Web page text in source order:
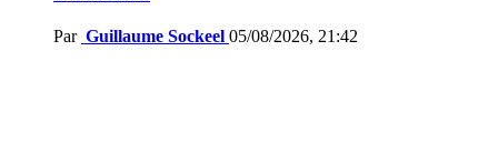
Par Guillaume Sockeel 05/08/2026, 21:42